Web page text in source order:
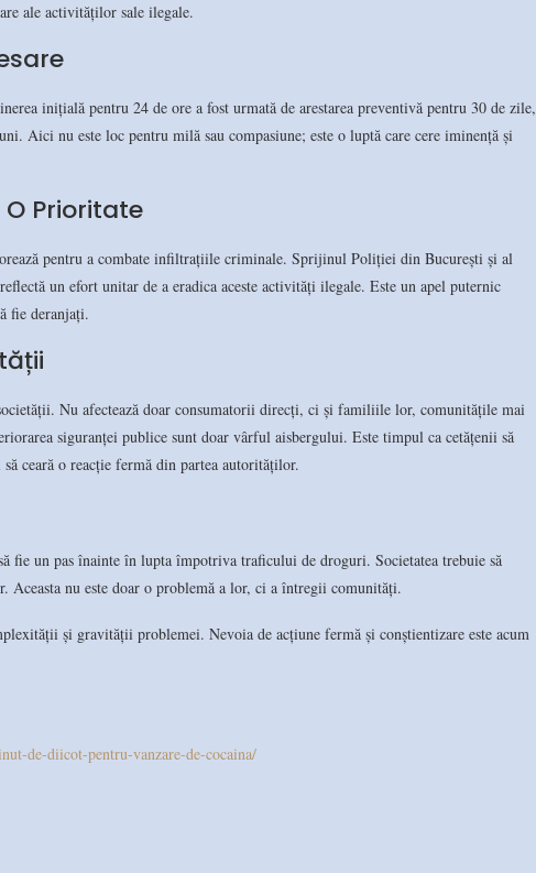
ale activităților sale ilegale.
inițială pentru 24 de ore a fost urmată de arestarea preventivă pentru 30 de zile,
Aici nu este loc pentru milă sau compasiune; este o luptă care cere iminență și
Prioritate
pentru a combate infiltrațiile criminale. Sprijinul Poliției din București și al
un efort unitar de a eradica aceste activități ilegale. Este un apel puternic
fie deranjați.
Nu afectează doar consumatorii direcți, ci și familiile lor, comunitățile mai
siguranței publice sunt doar vârful aisbergului. Este timpul ca cetățenii să
ceară o reacție fermă din partea autorităților.
fie un pas înainte în lupta împotriva traficului de droguri. Societatea trebuie să
Aceasta nu este doar o problemă a lor, ci a întregii comunități.
și gravității problemei. Nevoia de acțiune fermă și conștientizare este acum
de-diicot-pentru-vanzare-de-cocaina/